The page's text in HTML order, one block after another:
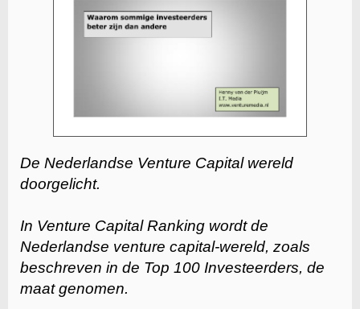
De Nederlandse Venture Capital wereld
doorgelicht.
In Venture Capital Ranking wordt de
Nederlandse venture capital-wereld, zoals
beschreven in de Top 100 Investeerders, de
maat genomen.